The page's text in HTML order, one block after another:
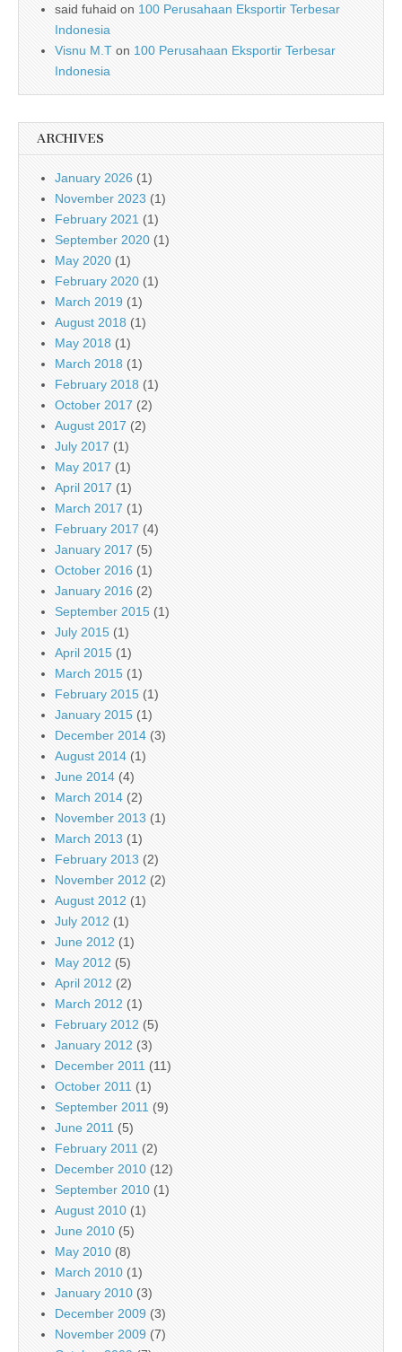
said fuhaid on 100 Perusahaan Eksportir Terbesar
Indonesia
Visnu M.T on 100 Perusahaan Eksportir Terbesar
Indonesia
ARCHIVES
January 2026 (1)
November 2023 (1)
February 2021 (1)
September 2020 (1)
May 2020 (1)
February 2020 (1)
March 2019 (1)
August 2018 (1)
May 2018 (1)
March 2018 (1)
February 2018 (1)
October 2017 (2)
August 2017 (2)
July 2017 (1)
May 2017 (1)
April 2017 (1)
March 2017 (1)
February 2017 (4)
January 2017 (5)
October 2016 (1)
January 2016 (2)
September 2015 (1)
July 2015 (1)
April 2015 (1)
March 2015 (1)
February 2015 (1)
January 2015 (1)
December 2014 (3)
August 2014 (1)
June 2014 (4)
March 2014 (2)
November 2013 (1)
March 2013 (1)
February 2013 (2)
November 2012 (2)
August 2012 (1)
July 2012 (1)
June 2012 (1)
May 2012 (5)
April 2012 (2)
March 2012 (1)
February 2012 (5)
January 2012 (3)
December 2011 (11)
October 2011 (1)
September 2011 (9)
June 2011 (5)
February 2011 (2)
December 2010 (12)
September 2010 (1)
August 2010 (1)
June 2010 (5)
May 2010 (8)
March 2010 (1)
January 2010 (3)
December 2009 (3)
November 2009 (7)